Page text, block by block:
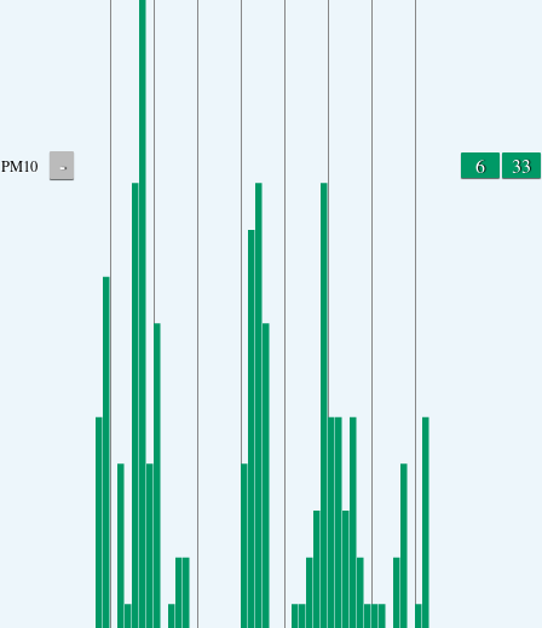
PM10 - 6 33